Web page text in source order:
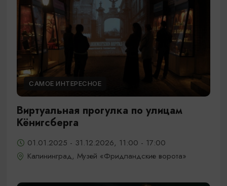
САМОЕ ИНТЕРЕСНОЕ
Виртуальная прогулка по улицам
Кёнигсберга
01.01.2025 - 31.12.2026, 11:00 - 17:00
Калининград, Музей «Фридландские ворота»